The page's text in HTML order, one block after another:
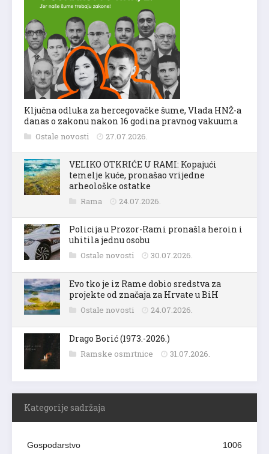
Ključna odluka za hercegovačke šume, Vlada HNŽ-a
danas o zakonu nakon 16 godina pravnog vakuuma
Ostale novosti 27.07.2026.
VELIKO OTKRIĆE U RAMI: Kopajući
temelje kuće, pronašao vrijedne
arheološke ostatke
Rama 24.07.2026.
Policija u Prozor-Rami pronašla heroin i
uhitila jednu osobu
Ostale novosti 30.07.2026.
Evo tko je iz Rame dobio sredstva za
projekte od značaja za Hrvate u BiH
Ostale novosti 24.07.2026.
Drago Borić (1973.-2026.)
Ramske osmrtnice 31.07.2026.
Kategorije sadržaja
Gospodarstvo 1006